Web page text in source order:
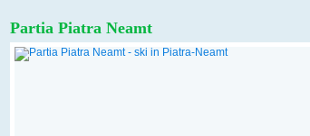
Partia Piatra Neamt